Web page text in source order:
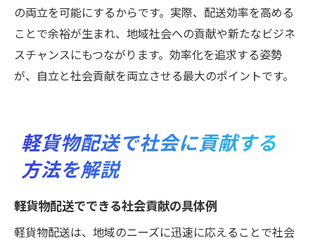
の両立を可能にするからです。実際、配送効率を高める
ことで余裕が生まれ、地域社会への貢献や新たなビジネ
スチャンスにもつながります。効率化を追求する姿勢
が、自立と社会貢献を両立させる最大のポイントです。
軽貨物配送で社会に貢献する
方法を解説
軽貨物配送でできる社会貢献の具体例
軽貨物配送は、地域のニーズに迅速に応えることで社会